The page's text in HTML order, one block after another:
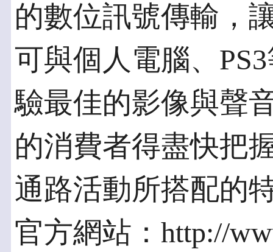
的數位訊號傳輸，
可與個人電腦、
驗最佳的影像與聲
的消費者得盡快把
通路活動所搭配的
官方網站：http://